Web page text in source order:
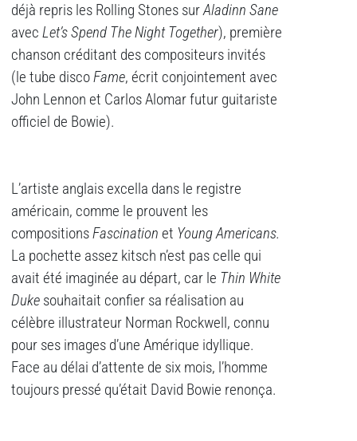
déjà repris les Rolling Stones surAladinn Sane
avec Let’s Spend The Night Together), première
chanson créditant des compositeurs invités
(le tube discoFame, écrit conjointement avec
John Lennon et Carlos Alomar futur guitariste
officiel de Bowie).
L’artiste anglais excella dans le registre
américain, comme le prouvent les
compositionsFascination et Young Americans.
La pochette assez kitsch n’est pas celle qui
avait été imaginée au départ, car le Thin White
Duke souhaitait confier sa réalisation au
célèbre illustrateur Norman Rockwell, connu
pour ses images d’une Amérique idyllique.
Face au délai d’attente de six mois, l’homme
toujours pressé qu’était David Bowie renonça.